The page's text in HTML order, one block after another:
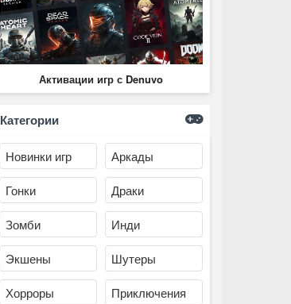
Активации игр с Denuvo
Категории
Новинки игр Аркады
Гонки Драки
Зомби Инди
Экшены Шутеры
Хорроры Приключения